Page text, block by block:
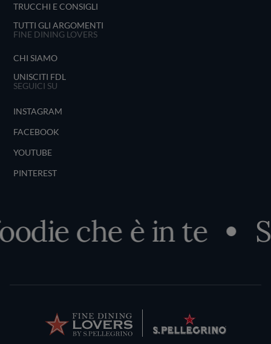
TRUCCHI E CONSIGLI
TUTTI GLI ARGOMENTI
FINE DINING LOVERS
CHI SIAMO
UNISCITI FDL
SEGUICI SU
INSTAGRAM
FACEBOOK
YOUTUBE
PINTEREST
che è in te